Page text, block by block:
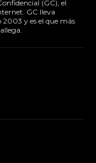
(GC), el
GC lleva
y es el que más